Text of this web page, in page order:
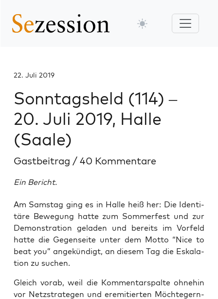
22. Juli 2019
Sonntagsheld (114) –
20. Juli 2019, Halle
(Saale)
Gastbeitrag / 40 Kommentare
Ein Bericht.
Am Sams­tag ging es in Hal­le heiß her: Die Iden­ti­
tä­re Bewe­gung hat­te zum Som­mer­fest und zur
Demons­tra­ti­on gela­den und bereits im Vor­feld
hat­te die Gegen­sei­te unter dem Mot­to “Nice to
beat you” ange­kün­digt, an die­sem Tag die Eska­la­
ti­on zu suchen.
Gleich vor­ab, weil die Kom­men­tar­spal­te ohne­hin
vor Netz­stra­te­gen und ere­mi­tier­ten Möch­te­gern-